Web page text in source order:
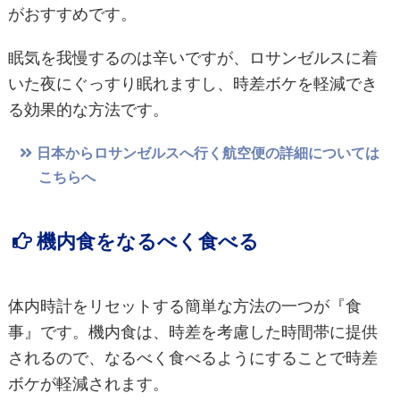
がおすすめです。
眠気を我慢するのは辛いですが、ロサンゼルスに着
いた夜にぐっすり眠れますし、時差ボケを軽減でき
る効果的な方法です。
日本からロサンゼルスへ行く航空便の詳細については
こちらへ
機内食をなるべく食べる
体内時計をリセットする簡単な方法の一つが『食
事』です。機内食は、時差を考慮した時間帯に提供
されるので、なるべく食べるようにすることで時差
ボケが軽減されます。